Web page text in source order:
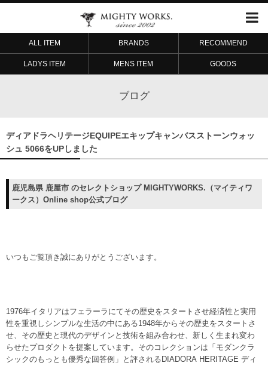
ALL ITEM BRANDS RECOMMEND
LADYS ITEM MENS ITEM GOODS
ブログ
ディアドラヘリテージEQUIPEエキップキャンバスストーンウォッ
シュ 5066をUPしました
鹿児島県 鹿屋市 のセレクトショップ MIGHTYWORKS.（マイティワ
ークス）Online shop公式ブログ
いつもご覧頂き誠にありがとうございます。
1976年イタリアはフェラーラにてその歴史をスタートさせ経済性と実用
性を重視しシンプルな生活の中にある1948年からその歴史をスタートさ
せ、その歴史と現代のデザインと技術を組み合わせ、新しく生まれ変わ
らせたプロダクトを提案しています。そのコレクションは「モダンクラ
シックのもっとも優秀な回答例」と評されるDIADORA HERITAGE ディ